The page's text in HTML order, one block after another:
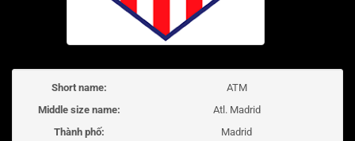
Short name:
ATM
Middle size name:
Atl. Madrid
Thành phố:
Madrid